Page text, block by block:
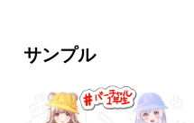
サンプル